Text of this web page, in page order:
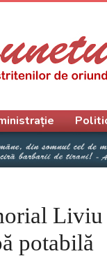
Liviu
potabilă